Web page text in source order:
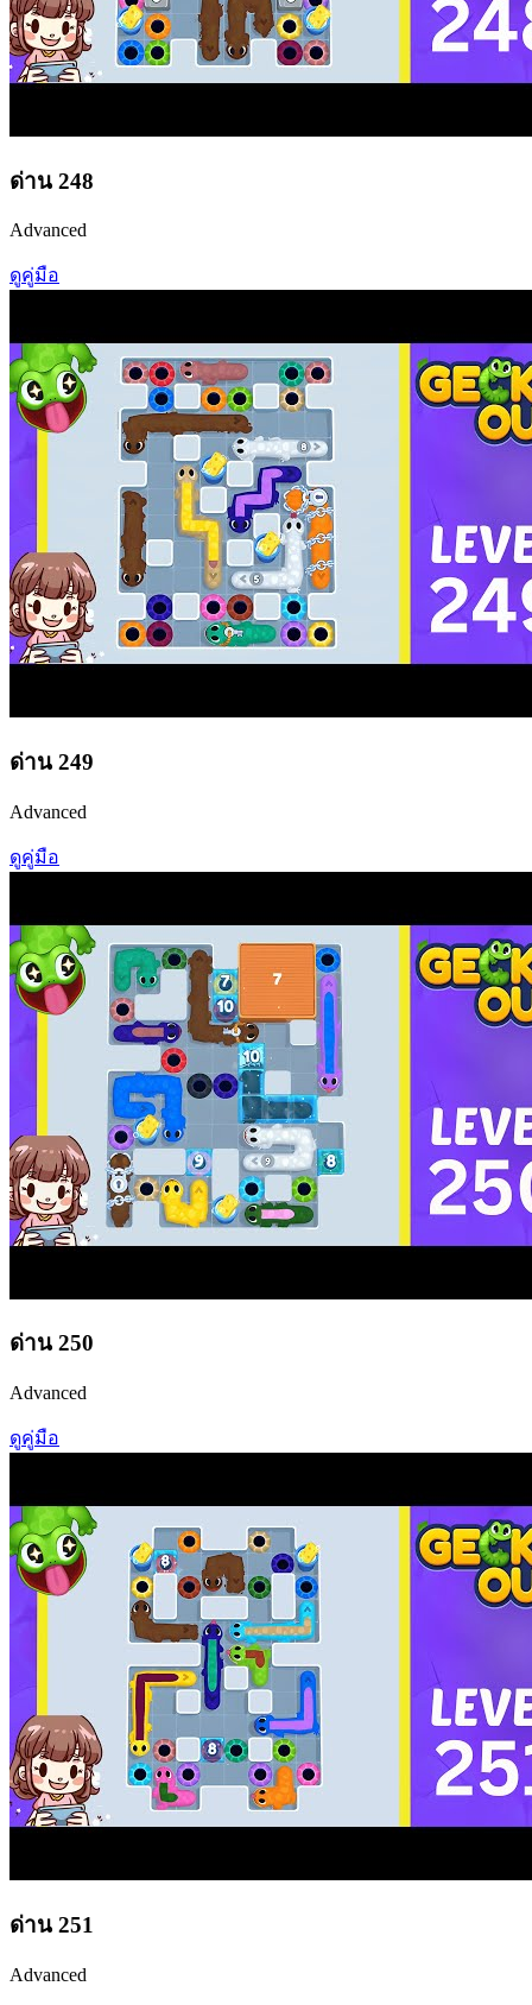
ด่าน 248
Advanced
ดูคู่มือ
ด่าน 249
Advanced
ดูคู่มือ
ด่าน 250
Advanced
ดูคู่มือ
ด่าน 251
Advanced